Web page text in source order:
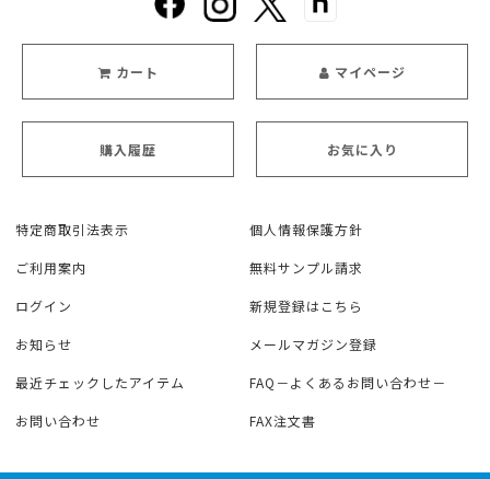
カート マイページ
購入履歴 お気に入り
特定商取引法表示 個人情報保護方針
ご利用案内 無料サンプル請求
ログイン 新規登録はこちら
お知らせ メールマガジン登録
最近チェックしたアイテム FAQ－よくあるお問い合わせ－
お問い合わせ FAX注文書